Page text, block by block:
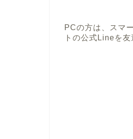
PCの方は、スマ
トの公式Lineを友